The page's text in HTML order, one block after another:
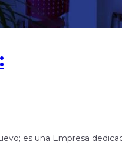
es una Empresa